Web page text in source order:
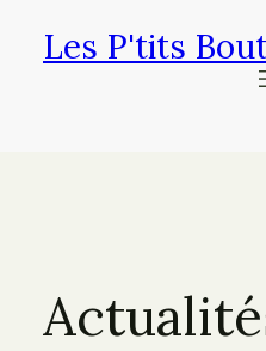
Les P'tits